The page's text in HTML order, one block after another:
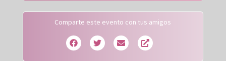
Comparte este evento con tus amigos